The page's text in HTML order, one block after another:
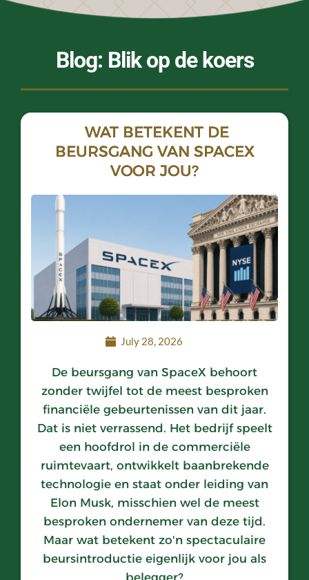
Blog: Blik op de koers
WAT BETEKENT DE
BEURSGANG VAN SPACEX
VOOR JOU?
July 28, 2026
De beursgang van SpaceX behoort
zonder twijfel tot de meest besproken
financiële gebeurtenissen van dit jaar.
Dat is niet verrassend. Het bedrijf speelt
een hoofdrol in de commerciële
ruimtevaart, ontwikkelt baanbrekende
technologie en staat onder leiding van
Elon Musk, misschien wel de meest
besproken ondernemer van deze tijd.
Maar wat betekent zo'n spectaculaire
beursintroductie eigenlijk voor jou als